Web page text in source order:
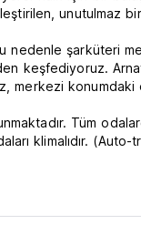
unutulmaz
nedenle şarküteri
keşfediyoruz.
merkezi
Tüm
klimalıdır.